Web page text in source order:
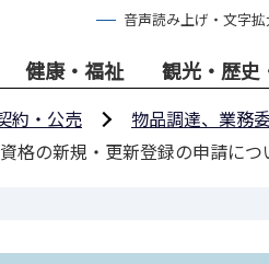
音声読み上げ・文字
健康・福祉 観光・歴史
約・公売
物品調達、業務
格の新規・更新登録の申請につ